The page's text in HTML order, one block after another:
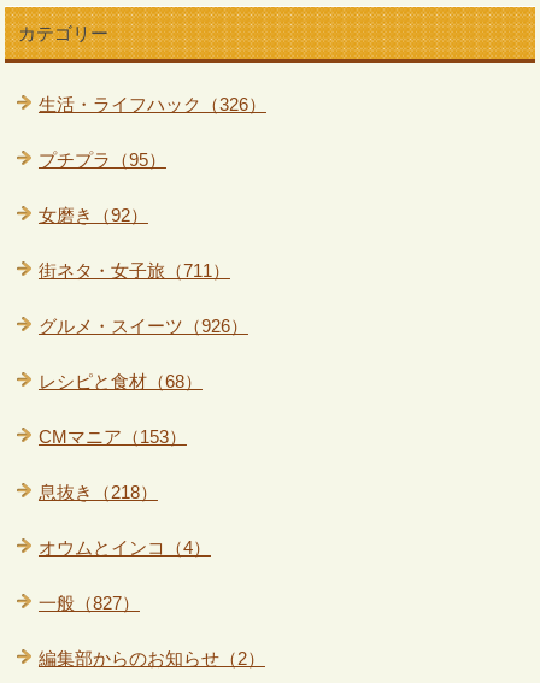
カテゴリー
生活・ライフハック（326）
プチプラ（95）
女磨き（92）
街ネタ・女子旅（711）
グルメ・スイーツ（926）
レシピと食材（68）
CMマニア（153）
息抜き（218）
オウムとインコ（4）
一般（827）
編集部からのお知らせ（2）